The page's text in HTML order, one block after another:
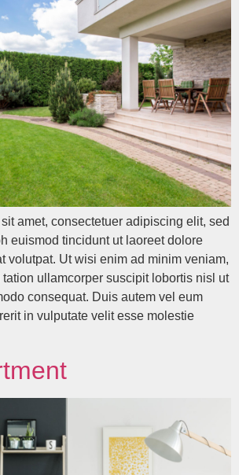
amet, consectetuer adipiscing elit, sed
euismod tincidunt ut laoreet dolore
volutpat. Ut wisi enim ad minim veniam,
ullamcorper suscipit lobortis nisl ut
consequat. Duis autem vel eum
in vulputate velit esse molestie